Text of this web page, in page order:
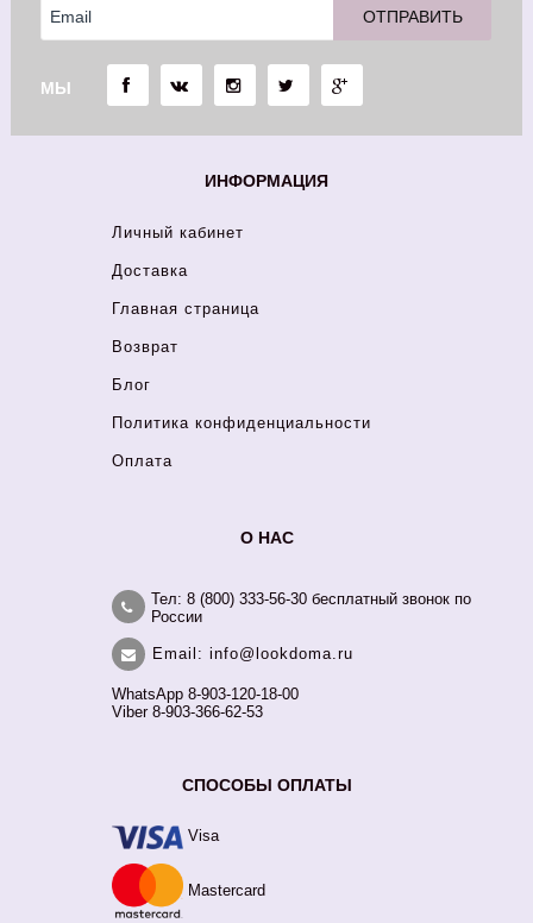
МЫ
ИНФОРМАЦИЯ
Личный кабинет
Доставка
Главная страница
Возврат
Блог
Политика конфиденциальности
Оплата
О НАС
Тел: 8 (800) 333-56-30 бесплатный звонок по
России
Email: info@lookdoma.ru
WhatsApp 8-903-120-18-00
Viber 8-903-366-62-53
СПОСОБЫ ОПЛАТЫ
Visa
Mastercard